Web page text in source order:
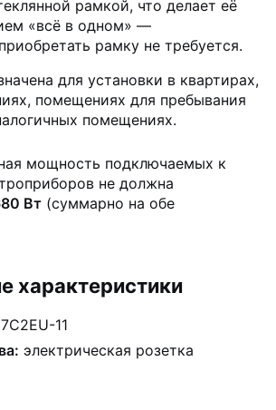
рамкой, что делает её
«всё в одном» —
рамку не требуется.
для установки в квартирах,
помещениях для пребывания
помещениях.
мощность подключаемых к
не должна
Вт (суммарно на обе
характеристики
11
электрическая розетка